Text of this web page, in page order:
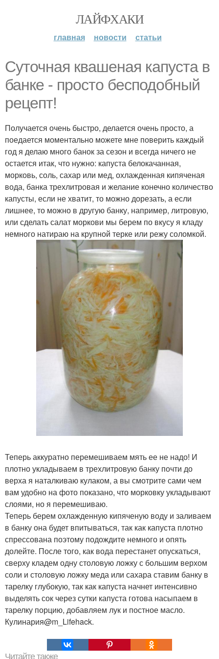
ЛАЙФХАКИ
главная новости статьи
Суточная квашеная капуста в
банке - просто бесподобный
рецепт!
Получается очень быстро, делается очень просто, а
поедается моментально можете мне поверить каждый
год я делаю много банок за сезон и всегда ничего не
остается итак, что нужно: капуста белокачанная,
морковь, соль, сахар или мед, охлажденная кипяченая
вода, банка трехлитровая и желание конечно количество
капусты, если не хватит, то можно дорезать, а если
лишнее, то можно в другую банку, например, литровую,
или сделать салат моркови мы берем по вкусу я кладу
немного натираю на крупной терке или режу соломкой.
Теперь аккуратно перемешиваем мять ее не надо! И
плотно укладываем в трехлитровую банку почти до
верха я наталкиваю кулаком, а вы смотрите сами чем
вам удобно на фото показано, что морковку укладывают
слоями, но я перемешиваю.
Теперь берем охлажденную кипяченую воду и заливаем
в банку она будет впитываться, так как капуста плотно
спрессована поэтому подождите немного и опять
долейте. После того, как вода перестанет опускаться,
сверху кладем одну столовую ложку с большим верхом
соли и столовую ложку меда или сахара ставим банку в
тарелку глубокую, так как капуста начнет интенсивно
выделять сок через сутки капуста готова насыпаем в
тарелку порцию, добавляем лук и постное масло.
Кулинария@m_Lifehack.
Читайте также